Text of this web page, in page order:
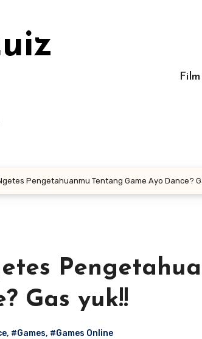
Film
Pengetahuanmu Tentang Game Ayo Dance?
Gas yuk!!
, #Games, #Games Online